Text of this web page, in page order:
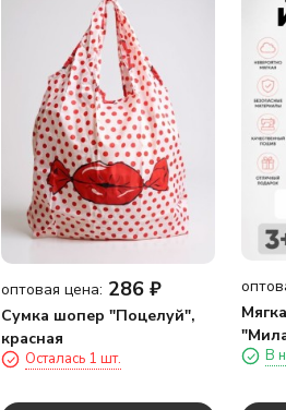
оптовая цена: 286 ₽
Сумка шопер "Поцелуй",
красная
Осталась 1 шт. В